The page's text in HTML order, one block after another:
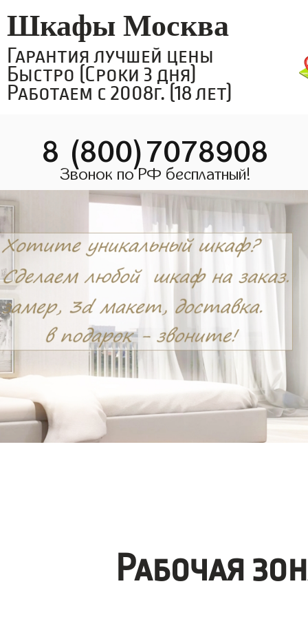
Шкафы Москва
Гарантия лучшей цены
Быстро (Сроки 3 дня)
Работаем с 2008г. (18 лет)
8 (800)7078908
Звонок по РФ бесплатный!
Рабочая